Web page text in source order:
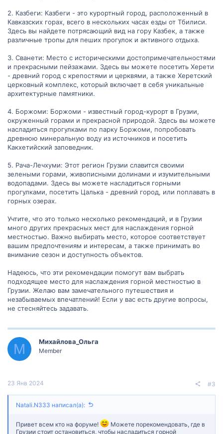
2. Казбеги: Казбеги - это курортный город, расположенный в
Кавказских горах, всего в нескольких часах езды от Тбилиси.
Здесь вы найдете потрясающий вид на гору Казбек, а также
различные тропы для пеших прогулок и активного отдыха.
3. Сванети: Место с историческими достопримечательностями
и прекрасными пейзажами. Здесь вы можете посетить Херети
- древний город с крепостями и церквями, а также Херетский
церковный комплекс, который включает в себя уникальные
архитектурные памятники.
4. Боржоми: Боржоми - известный город-курорт в Грузии,
окруженный горами и прекрасной природой. Здесь вы можете
насладиться прогулками по парку Боржоми, попробовать
древнюю минеральную воду из источников и посетить
Какхетийский заповедник.
5. Рача-Лечхуми: Этот регион Грузии славится своими
зелеными горами, живописными долинами и изумительными
водопадами. Здесь вы можете насладиться горными
прогулками, посетить Цалька - древний город, или поплавать в
горных озерах.
Учтите, что это только несколько рекомендаций, и в Грузии
много других прекрасных мест для наслаждения горной
местностью. Важно выбирать место, которое соответствует
вашим предпочтениям и интересам, а также принимать во
внимание сезон и доступность объектов.
Надеюсь, что эти рекомендации помогут вам выбрать
подходящее место для наслаждения горной местностью в
Грузии. Желаю вам замечательного путешествия и
незабываемых впечатлений! Если у вас есть другие вопросы,
не стесняйтесь задавать.
М Михайлова_Ольга
Member
23 Янв 2024 #3
Natali.N333 написал(а):
Привет всем кто на форуме!
Можете порекомендовать, где в
Грузии стоит остановиться, чтобы насладиться горной